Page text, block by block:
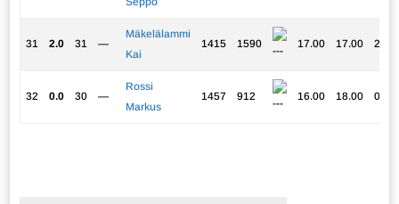
31 2.0 31 —
Mäkelälammi
Kai
1415 1590 17.00 17.00 2.50
32 0.0 30 —
Rossi
Markus
1457 912 16.00 18.00 0.00